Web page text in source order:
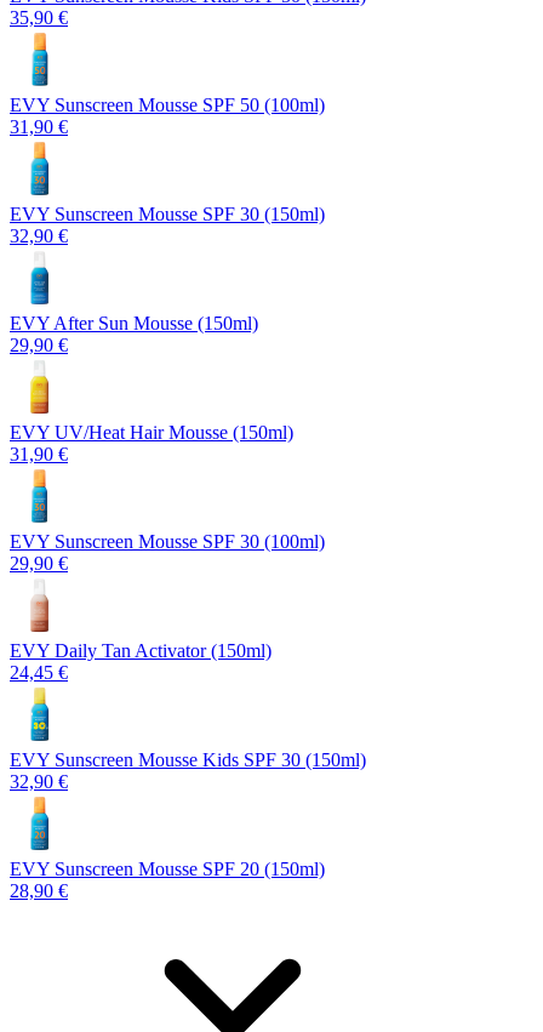
35,90 €
EVY Sunscreen Mousse SPF 50 (100ml)
31,90 €
EVY Sunscreen Mousse SPF 30 (150ml)
32,90 €
EVY After Sun Mousse (150ml)
29,90 €
EVY UV/Heat Hair Mousse (150ml)
31,90 €
EVY Sunscreen Mousse SPF 30 (100ml)
29,90 €
EVY Daily Tan Activator (150ml)
24,45 €
EVY Sunscreen Mousse Kids SPF 30 (150ml)
32,90 €
EVY Sunscreen Mousse SPF 20 (150ml)
28,90 €